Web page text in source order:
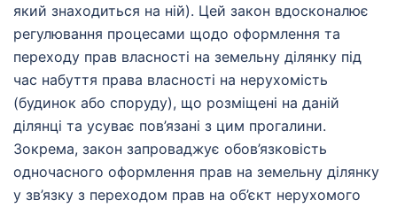
який знаходиться на ній). Цей закон вдосконалює
регулювання процесами щодо оформлення та
переходу прав власності на земельну ділянку під
час набуття права власності на нерухомість
(будинок або споруду), що розміщені на даній
ділянці та усуває пов’язані з цим прогалини.
Зокрема, закон запроваджує обов’язковість
одночасного оформлення прав на земельну ділянку
у зв’язку з переходом прав на об’єкт нерухомого